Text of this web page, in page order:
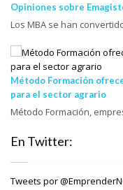
Opiniones sobre
Los MBA se han
Método Formación
para el sector agrario
Método Formación,
En Twitter:
Tweets por